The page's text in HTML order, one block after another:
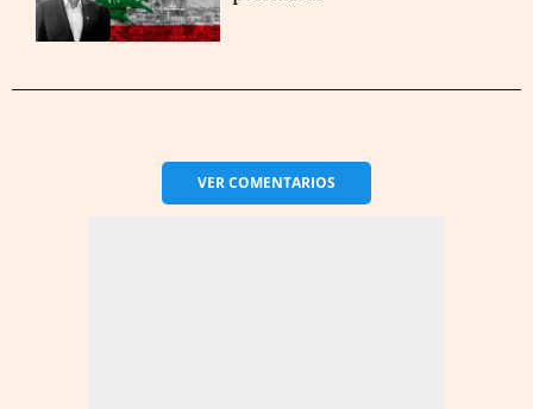
VERCOMENTARIOS